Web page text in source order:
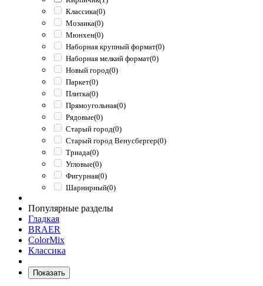
Классика(0)
Мозаика(0)
Мюнхен(0)
Наборная крупный формат(0)
Наборная мелкий формат(0)
Новый город(0)
Паркет(0)
Плитка(0)
Прямоугольная(0)
Рядовые(0)
Старый город(0)
Старый город Венусбергер(0)
Триада(0)
Угловые(0)
Фигурная(0)
Шарнирный(0)
Популярные разделы
Гладкая
BRAER
ColorMix
Классика
Показать